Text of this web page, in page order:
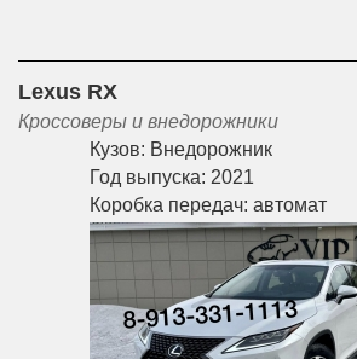
Lexus RX
Кроссоверы и внедорожники
Кузов: Внедорожник
Год выпуска: 2021
Коробка передач: автомат